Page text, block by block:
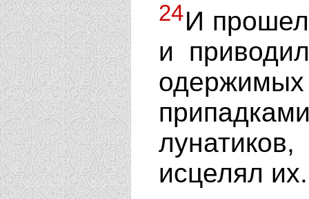
24И
и
исцелял их.